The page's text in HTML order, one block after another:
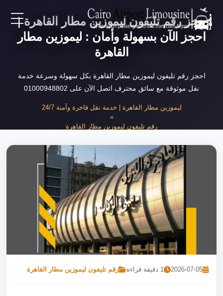
EN
خدمات المطار
نحن
حجز رقم تليفون ليموزين مطار القاهرة |
احجز الآن بسهولة وأمان : ليموزين مطار
القاهرة
احجز رقم تليفون ليموزين مطار القاهرة بكل سهولة وسرعة خدمة
نقل موثوقة مع سائق محترف اتصل الآن على 01000948802
ليموزين مطار القاهرة | خدمة نقل فاخرة وآمنة 24/7
رقم تليفون ليموزين مطار القاهرة
حجز رقم تليفون ليموزين مطار القاهرة بسهو...
2026-07-05 1 دقيقة قراءة رقم تليفون ليموزين مطار القاهرة